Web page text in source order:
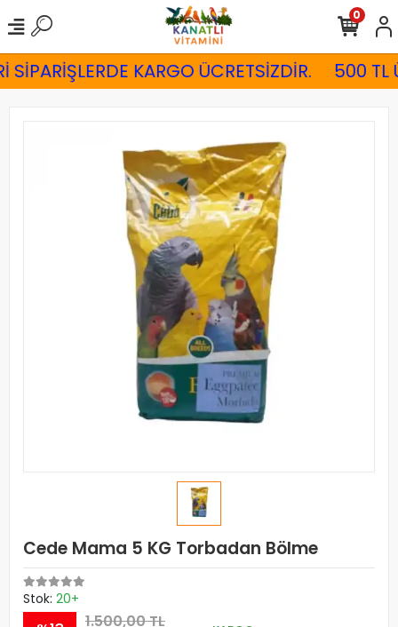
KARGO ÜCRETSİZDİR. 500 TL
0
Cede Mama 5 KG Torbadan Bölme
Stok: 20+
1.500,00 TL